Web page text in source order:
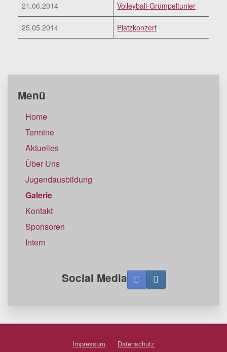
21.06.2014 Volleyball-Grümpeltunier
25.05.2014 Platzkonzert
Menü
Home
Termine
Aktuelles
Über Uns
Jugendausbildung
Galerie
Kontakt
Sponsoren
Intern
Social Media
Impressum Datenschutz